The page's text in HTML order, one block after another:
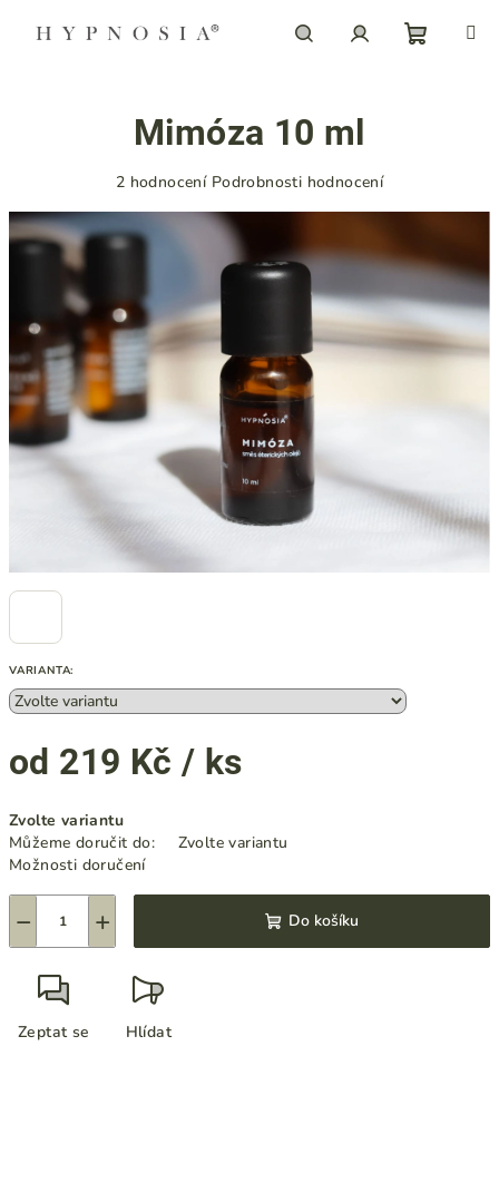
VARIANTA:
od 219 Kč / ks
cena:
Zvolte variantu
Můžeme doručit do:
Zvolte variantu
Možnosti doručení
+
− Do košíku
Zeptat se Hlídat
Mimóza 10 ml
produktu
je
hvězdiček.
2 hodnocení Podrobnosti hodnocení